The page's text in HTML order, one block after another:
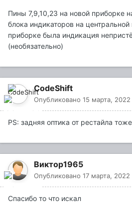
Пины 7,9,10,23 на новой приборке
блока индикаторов на
приборке была индикация
(необязательно)
CodeShift
Опубликовано 15 марта, 2022
PS: задняя оптика от рестайла
Виктор1965
Опубликовано 17 марта, 2022
Спасибо то что искал